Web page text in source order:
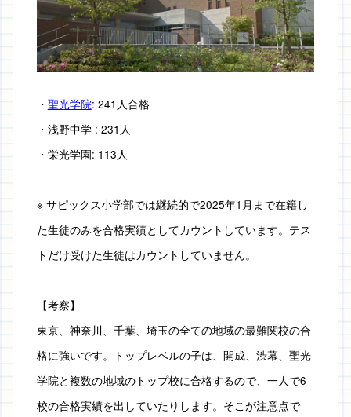
・ 聖光学院: 241人合格
・浅野中学 : 231人
・栄光学園: 113人
※ サピックス小学部では継続的で2025年1月まで在籍し
た生徒のみを合格実績としてカウントしています。テス
トだけ受けた生徒はカウントしていません。
【考察】
東京、神奈川、千葉、埼玉の全ての地域の最難関校の合
格に強いです。トップレベルの子は、開成、渋幕、聖光
学院と複数の地域のトップ校に合格するので、一人で6
校の合格実績を出していたりします。そこが注意点で